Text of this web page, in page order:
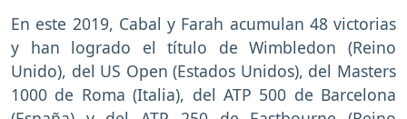
En este 2019, Cabal y Farah acumulan 48 victorias
y han logrado el título de Wimbledon (Reino
Unido), del US Open (Estados Unidos), del Masters
1000 de Roma (Italia), del ATP 500 de Barcelona